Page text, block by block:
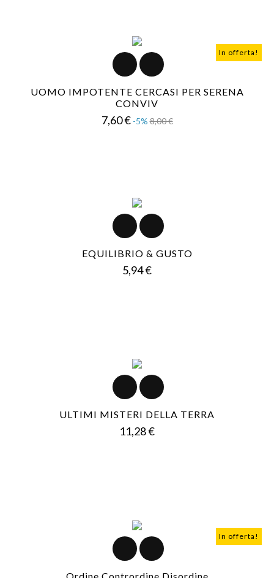
In offerta!
UOMO IMPOTENTE CERCASI PER SERENA
CONVIV
7,60 € Prezzo
-5% 8,00 €Prezzo
EQUILIBRIO & GUSTO
5,94 €Prezzo
ULTIMI MISTERI DELLA TERRA
11,28 €Prezzo
In offerta!